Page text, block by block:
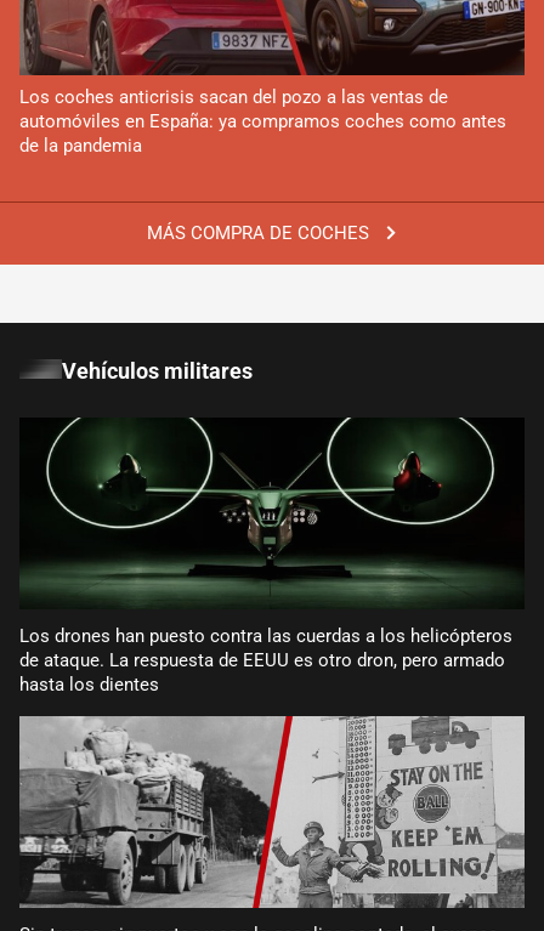
MÁS COMPRA DE COCHES
Los coches anticrisis sacan del pozo a las ventas de
automóviles en España: ya compramos coches como antes
de la pandemia
Vehículos militares
Los drones han puesto contra las cuerdas a los helicópteros
de ataque. La respuesta de EEUU es otro dron, pero armado
hasta los dientes